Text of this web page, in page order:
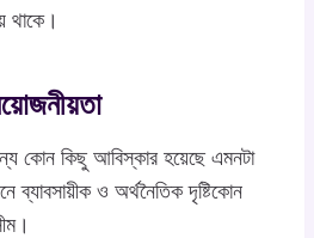
থাকে।
কোন কিছু আবিস্কার হয়েছে এমনটা
ব্যাবসায়ীক ও অর্থনৈতিক দৃষ্টিকোন